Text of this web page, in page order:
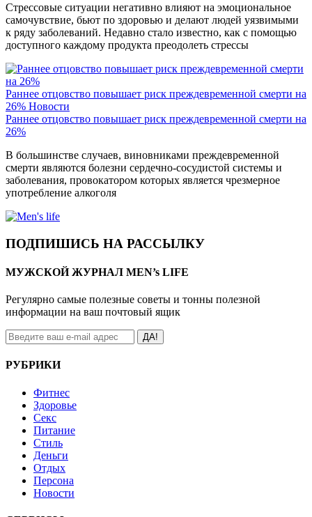
Стрессовые ситуации негативно влияют на эмоциональное
самочувствие, бьют по здоровью и делают людей уязвимыми
к ряду заболеваний. Недавно стало известно, как с помощью
доступного каждому продукта преодолеть стрессы
Раннее отцовство повышает риск преждевременной смерти на
26% Новости
Раннее отцовство повышает риск преждевременной смерти на
26%
В большинстве случаев, виновниками преждевременной
смерти являются болезни сердечно-сосудистой системы и
заболевания, провокатором которых является чрезмерное
употребление алкоголя
ПОДПИШИСЬ НА РАССЫЛКУ
МУЖСКОЙ ЖУРНАЛ MEN’s LIFE
Регулярно самые полезные советы и тонны полезной
информации на ваш почтовый ящик
ДА!
РУБРИКИ
Фитнес
Здоровье
Секс
Питание
Стиль
Деньги
Отдых
Персона
Новости